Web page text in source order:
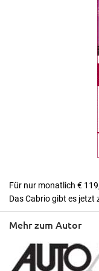
Für nur monatlich €
Das Cabrio gibt es jetzt
Mehr zum Autor